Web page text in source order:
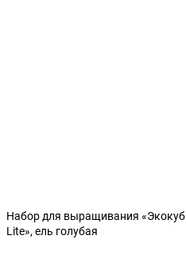
Набор для выращивания «Экокуб
Lite», ель голубая